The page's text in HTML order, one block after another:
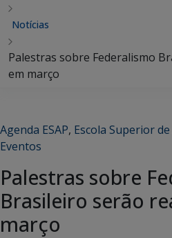
Notícias
Palestras sobre Federalismo
em março
Agenda ESAP, Escola Superior
Eventos
Palestras sobre
Brasileiro serão
março